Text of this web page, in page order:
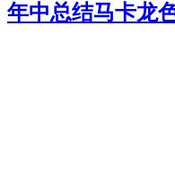
年中总结马卡龙